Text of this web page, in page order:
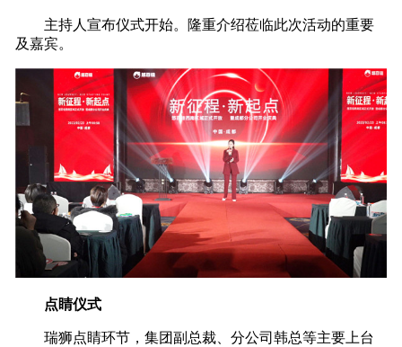
主持人宣布仪式开始。隆重介绍莅临此次活动的重要
及嘉宾。
点睛仪式
瑞狮点睛环节，集团副总裁、分公司韩总等主要上台